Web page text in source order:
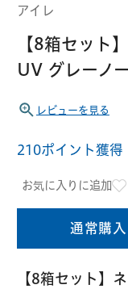
ソフト
ハード用
オプショ
アイ
当
アイレ
【8箱セット
UV グレーノ
レビューを見る
210ポイント獲得
お気に入りに追加
通常購入
【8箱セット】